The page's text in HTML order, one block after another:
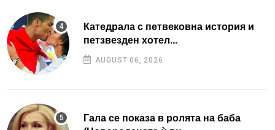
Катедрала с петвековна история и
петзвезден хотел...
AUGUST 06, 2026
Гала се показа в ролята на баба